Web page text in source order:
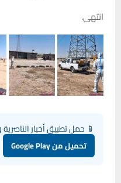
انتهى.
📱 حمل تطبيق أخبار
تحميل من Google Play